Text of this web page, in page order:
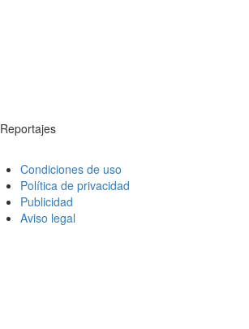
Reportajes
Condiciones de uso
Política de privacidad
Publicidad
Aviso legal